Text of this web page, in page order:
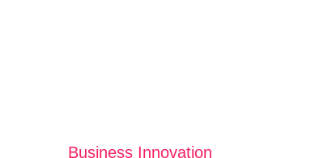
Business Innovation